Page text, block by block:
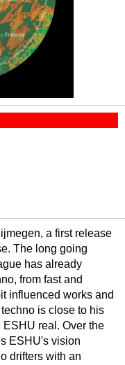
a first release
The long going
has already
from fast and
influenced works and
is close to his
real. Over the
ESHU's vision
drifters with an